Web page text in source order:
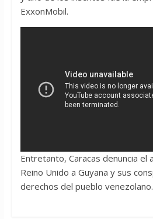
ExxonMobil.
Entretanto, Caracas denuncia el
Reino Unido a Guyana y sus
derechos del pueblo venezolano.